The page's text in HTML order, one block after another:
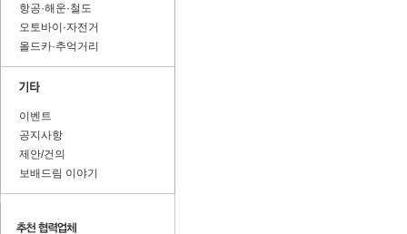
항공·해운·철도
오토바이·자전거
올드카·추억거리
이벤트
공지사항
제안/건의
보배드림 이야기